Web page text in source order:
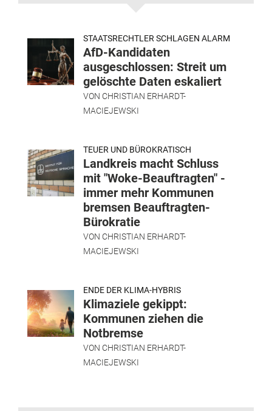
STAATSRECHTLER SCHLAGEN ALARM
AfD-Kandidaten
ausgeschlossen: Streit um
gelöschte Daten eskaliert
VON CHRISTIAN ERHARDT-
MACIEJEWSKI
TEUER UND BÜROKRATISCH
Landkreis macht Schluss
mit "Woke-Beauftragten" -
immer mehr Kommunen
bremsen Beauftragten-
Bürokratie
VON CHRISTIAN ERHARDT-
MACIEJEWSKI
ENDE DER KLIMA-HYBRIS
Klimaziele gekippt:
Kommunen ziehen die
Notbremse
VON CHRISTIAN ERHARDT-
MACIEJEWSKI